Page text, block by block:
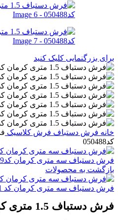
برای بزرگنمایی کلیک کنید
خانه فرش دستباف فرش کلاسیک
کد050488
فرش دستباف سه متری کرمان کد030959
بازگشت به محصولات
فرش دستباف سه متری کرمان کد 050491
فرش دستباف 1.5 متری کرمان کد050488